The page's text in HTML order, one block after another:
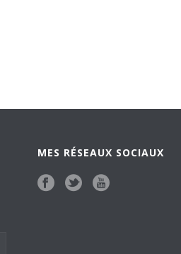
MES RÉSEAUX SOCIAUX